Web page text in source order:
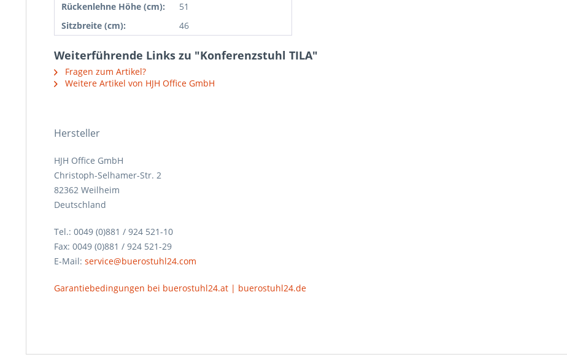
Rückenlehne Höhe (cm):
51
Sitzbreite (cm):
46
Weiterführende Links zu "Konferenzstuhl TILA"
Fragen zum Artikel?
Weitere Artikel von HJH Office GmbH
Hersteller
HJH Office GmbH
Christoph-Selhamer-Str. 2
82362 Weilheim
Deutschland
Tel.: 0049 (0)881 / 924 521-10
Fax: 0049 (0)881 / 924 521-29
E-Mail: service@buerostuhl24.com
Garantiebedingungen bei buerostuhl24.at | buerostuhl24.de